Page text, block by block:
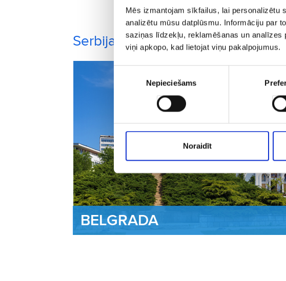
Mēs izmantojam sīkfailus, lai personalizētu
analizētu mūsu datplūsmu. Informāciju par
saziņas līdzekļu, reklamēšanas un
viņi apkopo, kad lietojat viņu pakalpojumus.
Nepieciešams
Noraidīt
Serbija pilsētas, kuras varētu
BELGRADA